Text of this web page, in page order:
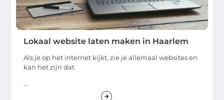
Lokaal website laten maken in Haarlem
Als je op het internet kijkt, zie je allemaal websites en
kan het zijn dat
...